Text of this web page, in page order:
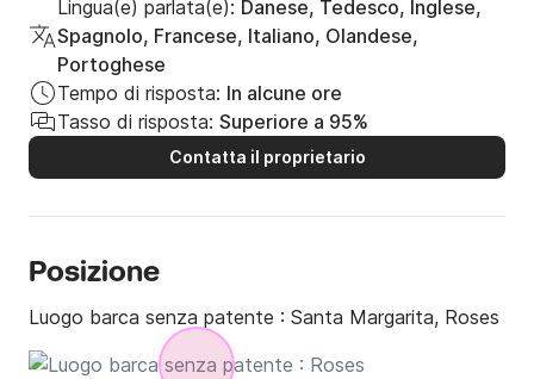
Lingua(e) parlata(e): Danese, Tedesco, Inglese,
Spagnolo, Francese, Italiano, Olandese,
Portoghese
Tempo di risposta: In alcune ore
Tasso di risposta: Superiore a 95%
Contatta il proprietario
Posizione
Luogo barca senza patente : Santa Margarita, Roses